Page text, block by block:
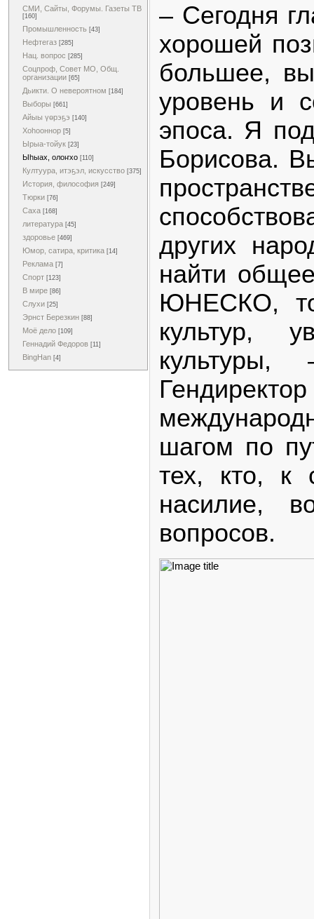
СМИ, Сайты, Форумы. Газеты ТВ
[160]
Промышленность [43]
Нефтегаз [285]
Нац. вопрос [285]
Соцпроф, Совет МО, Общ.
организации [65]
Дьикти. О невероятном [184]
Выборы [661]
Айыы үөрэҕэ [140]
Хоһооннор [5]
Ырыа-тойук [23]
Ыһыах, олоҥхо [110]
Култуура, итэҕэл, искусство [375]
История, философия [249]
Тюрки [76]
Саха [168]
литература [45]
здоровье [469]
Юмор, сатира, критика [14]
Реклама [7]
Спорт [123]
В мире [86]
Слухи [25]
Эрнст Березкин [88]
Моё дело [109]
Геннадий Федоров [11]
BingHan [4]
– Сегодня
хорошей
большее,
уровень и
эпоса. Я
Борисова.
других
найти
ЮНЕСКО, то
культур,
шагом по
тех, кто, к
насилие,
вопросов.